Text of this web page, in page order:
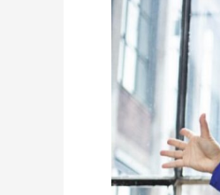
Test
blog